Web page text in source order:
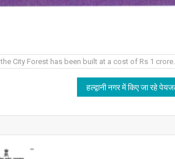
the City Forest has been built at a cost of Rs 1 crore.